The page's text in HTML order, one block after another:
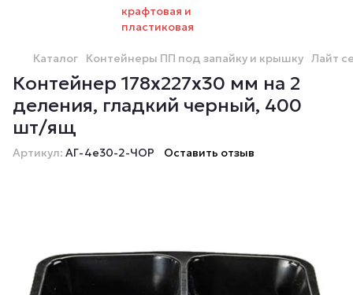
Каталог Контейнеры ПП под запайку и крышку Лайт
Контейнер 178х227х30 мм на 2
деления, гладкий черный, 400
шт/ящ
Артикул: АГ-4е30-2-ЧОР Оставить отзыв